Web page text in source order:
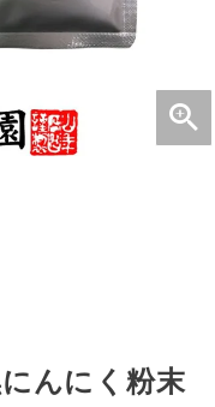
んにく粉末